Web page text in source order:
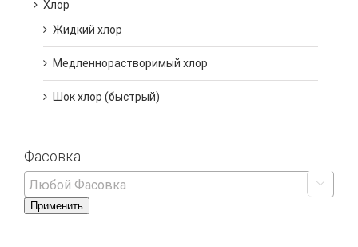
Хлор
Жидкий хлор
Медленнорастворимый хлор
Шок хлор (быстрый)
Фасовка

Применить